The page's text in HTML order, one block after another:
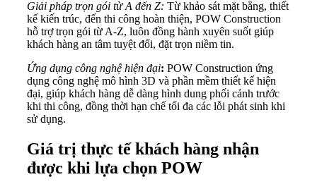
Giải pháp trọn gói từ A đến Z: Từ khảo sát mặt bằng, thiết
kế kiến trúc, đến thi công hoàn thiện, POW Construction
hỗ trợ trọn gói từ A-Z, luôn đồng hành xuyên suốt giúp
khách hàng an tâm tuyệt đối, đặt trọn niềm tin.
Ứng dụng công nghệ hiện đại: POW Construction ứng
dụng công nghệ mô hình 3D và phần mềm thiết kế hiện
đại, giúp khách hàng dễ dàng hình dung phối cảnh trước
khi thi công, đồng thời hạn chế tối đa các lỗi phát sinh khi
sử dụng.
Giá trị thực tế khách hàng nhận
được khi lựa chọn POW